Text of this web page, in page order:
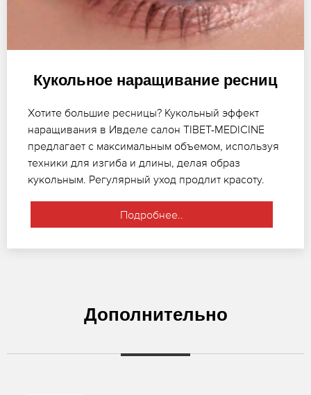
Кукольное наращивание ресниц
Хотите большие ресницы? Кукольный эффект
наращивания в Ивделе салон TIBET-MEDICINE
предлагает с максимальным объемом, используя
техники для изгиба и длины, делая образ
кукольным. Регулярный уход продлит красоту.
Подробнее..
Дополнительно